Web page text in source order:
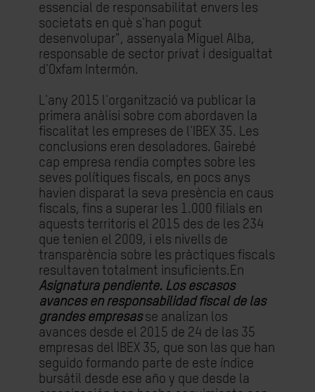
essencial de responsabilitat envers les
societats en què s'han pogut
desenvolupar", assenyala Miguel Alba,
responsable de sector privat i desigualtat
d'Oxfam Intermón.
L'any 2015 l'organització va publicar la
primera anàlisi sobre com abordaven la
fiscalitat les empreses de l'IBEX 35. Les
conclusions eren desoladores. Gairebé
cap empresa rendia comptes sobre les
seves polítiques fiscals, en pocs anys
havien disparat la seva presència en caus
fiscals, fins a superar les 1.000 filials en
aquests territoris el 2015 des de les 234
que tenien el 2009, i els nivells de
transparència sobre les pràctiques fiscals
resultaven totalment insuficients.En
Asignatura pendiente. Los escasos
avances en responsabilidad fiscal de las
grandes empresasse analizan los
avances desde el 2015 de 24 de las 35
empresas del IBEX 35, que son las que han
seguido formando parte de este índice
bursátil desde ese año y que desde la